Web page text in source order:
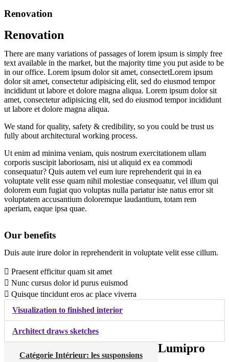
Renovation
Renovation
There are many variations of passages of lorem ipsum is simply free
text available in the market, but the majority time you put aside to be
in our office. Lorem ipsum dolor sit amet, consectetLorem ipsum
dolor sit amet, consectetur adipisicing elit, sed do eiusmod tempor
incididunt ut labore et dolore magna aliqua. Lorem ipsum dolor sit
amet, consectetur adipisicing elit, sed do eiusmod tempor incididunt
ut labore et dolore magna aliqua.
We stand for quality, safety & credibility, so you could be trust us
fully about architectural working process.
Ut enim ad minima veniam, quis nostrum exercitationem ullam
corporis suscipit laboriosam, nisi ut aliquid ex ea commodi
consequatur? Quis autem vel eum iure reprehenderit qui in ea
voluptate velit esse quam nihil molestiae consequatur, vel illum qui
dolorem eum fugiat quo voluptas nulla pariatur iste natus error sit
voluptatem accusantium doloremque laudantium, totam rem
aperiam, eaque ipsa quae.
Our benefits
Duis aute irure dolor in reprehenderit in voluptate velit esse cillum.
Praesent efficitur quam sit amet
Nunc cursus dolor id purus euismod
Quisque tincidunt eros ac place viverra
Visualization to finished interior
Architect draws sketches
Catégorie Intérieur: les susponsions
Lumipro